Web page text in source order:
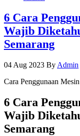
6 Cara
Wajib
Semarang
04 Aug 2023 By Admin
Cara Penggunaan
6 Cara
Wajib
Semarang